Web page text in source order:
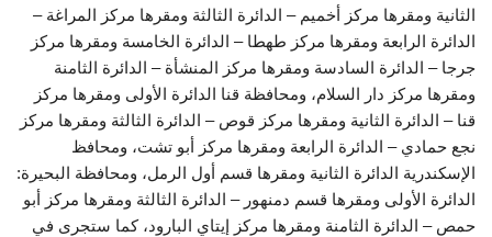
الثانية ومقرها مركز أخميم – الدائرة الثالثة ومقرها مركز المراغة –
الدائرة الرابعة ومقرها مركز طهطا – الدائرة الخامسة ومقرها مركز
جرجا – الدائرة السادسة ومقرها مركز المنشأة – الدائرة الثامنة
ومقرها مركز دار السلام، ومحافظة قنا الدائرة الأولى ومقرها مركز
قنا – الدائرة الثانية ومقرها مركز قوص – الدائرة الثالثة ومقرها مركز
نجع حمادي – الدائرة الرابعة ومقرها مركز أبو تشت، ومحافظ
الإسكندرية الدائرة الثانية ومقرها قسم أول الرمل، ومحافظة البحيرة:
الدائرة الأولى ومقرها قسم دمنهور – الدائرة الثالثة ومقرها مركز أبو
حمص – الدائرة الثامنة ومقرها مركز إيتاي البارود، كما ستجرى في